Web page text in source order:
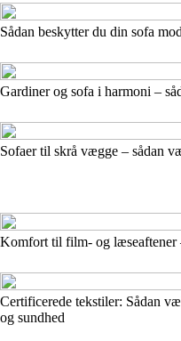
Sådan beskytter du din sofa
Gardiner og sofa i harmoni –
Sofaer til skrå vægge – sådan
Komfort til film- og læseaftener
Certificerede tekstiler: Sådan
og sundhed